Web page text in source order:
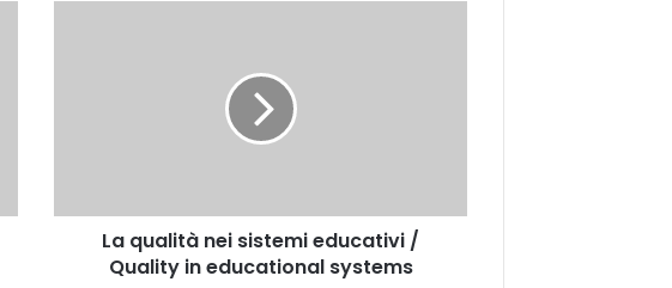
à
La qualità nei sistemi educativi /
Quality in educational systems